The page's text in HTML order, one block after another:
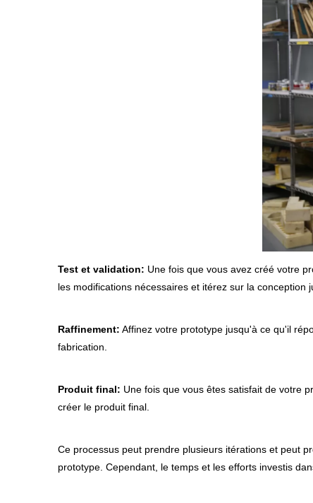
Test et validation: Une fois que vous avez créé votre
les modifications nécessaires et itérez sur la conception
Raffinement: Affinez votre prototype jusqu'à ce qu'il
fabrication.
Produit final: Une fois que vous êtes satisfait de votre
créer le produit final.
Ce processus peut prendre plusieurs itérations et peut
prototype. Cependant, le temps et les efforts investis